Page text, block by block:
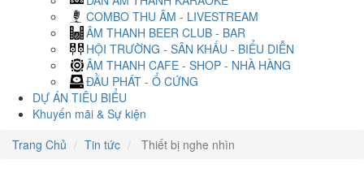
COMBO THU ÂM - LIVESTREAM
ÂM THANH BEER CLUB - BAR
HỘI TRƯỜNG - SÂN KHẤU - BIỂU DIỄN
ÂM THANH CAFE - SHOP - NHÀ HÀNG
ĐẦU PHÁT - Ổ CỨNG
DỰ ÁN TIÊU BIỂU
Khuyến mãi & Sự kiện
Trang Chủ
Tin tức Thiết bị nghe nhìn